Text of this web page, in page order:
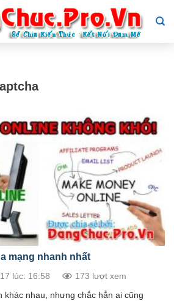
mạng nhanh nhất
lúc: 16:58 173 lượt xem
khác nhau, nhưng chắc hẳn ai cũng